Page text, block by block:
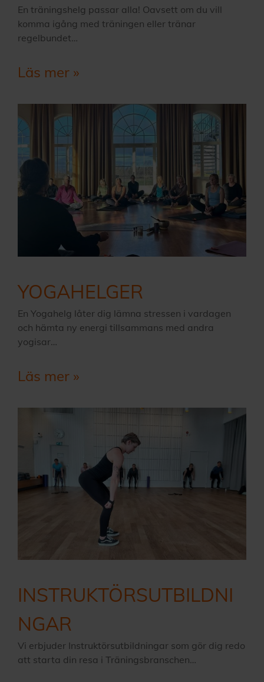
En träningshelg passar alla! Oavsett om du vill
komma igång med träningen eller tränar
regelbundet…
Läs mer »
YOGAHELGER
En Yogahelg låter dig lämna stressen i vardagen
och hämta ny energi tillsammans med andra
yogisar…
Läs mer »
INSTRUKTÖRSUTBILDNI
NGAR
Vi erbjuder Instruktörsutbildningar som gör dig redo
att starta din resa i Träningsbranschen…